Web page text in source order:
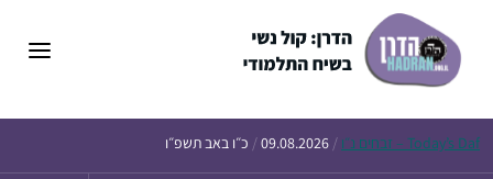
Today’s Daf – זבחים נ״ו /
09.08.2026
/ כ״ו באב תשפ״ו